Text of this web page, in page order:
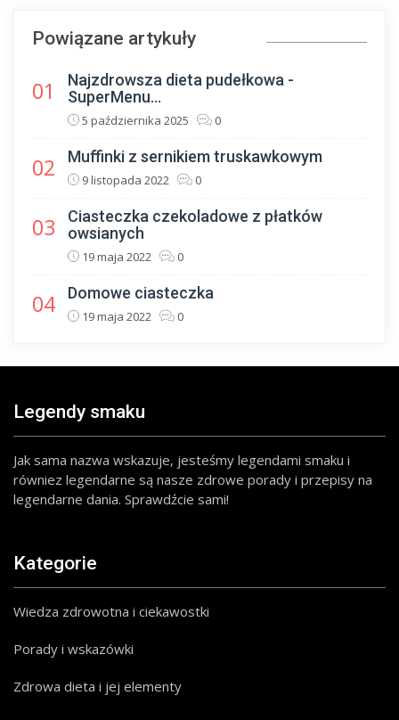
Powiązane artykuły
01
Najzdrowsza dieta pudełkowa -
SuperMenu...
5 października 2025 0
02 Muffinki z sernikiem truskawkowym
9 listopada 2022 0
03
Ciasteczka czekoladowe z płatków
owsianych
19 maja 2022 0
04 Domowe ciasteczka
19 maja 2022 0
Legendy smaku
Jak sama nazwa wskazuje, jesteśmy legendami smaku i
równiez legendarne są nasze zdrowe porady i przepisy na
legendarne dania. Sprawdźcie sami!
Kategorie
Wiedza zdrowotna i ciekawostki
Porady i wskazówki
Zdrowa dieta i jej elementy